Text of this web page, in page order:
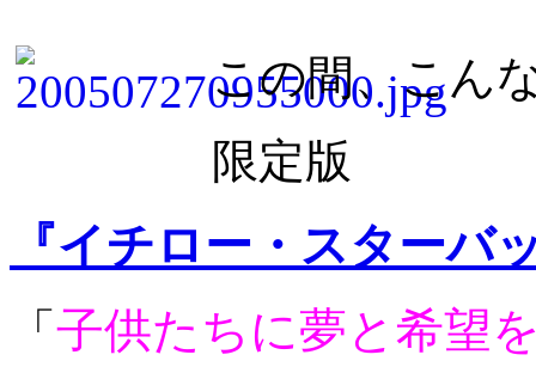
この間、こん
限定版
『イチロー・スターバ
「 子供たちに夢と希望